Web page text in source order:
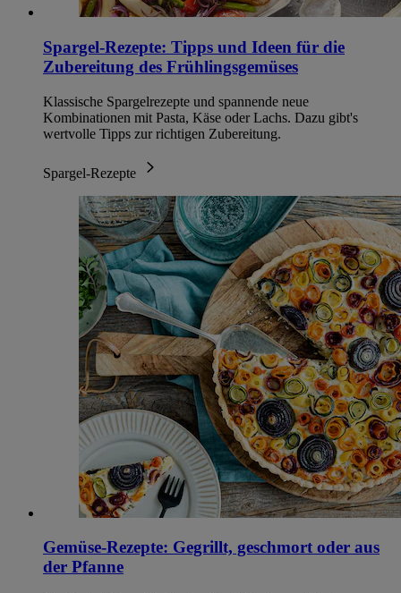
Spargel-Rezepte: Tipps und Ideen für die
Zubereitung des Frühlingsgemüses
Klassische Spargelrezepte und spannende neue
Kombinationen mit Pasta, Käse oder Lachs. Dazu gibt's
wertvolle Tipps zur richtigen Zubereitung.
Spargel-Rezepte
Gemüse-Rezepte: Gegrillt, geschmort oder aus
der Pfanne